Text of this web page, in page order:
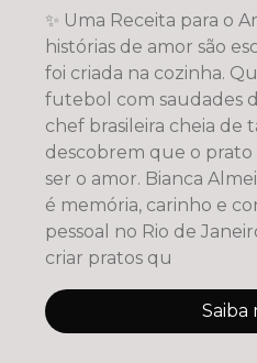
✨ Uma Receita para o Amor ✨
histórias de amor são
foi criada na cozinha. Quando um jogador de
futebol com saudades
chef brasileira cheia de
descobrem que o prato
ser o amor. Bianca Almeida sabe que comida
é memória, carinho e
pessoal no Rio de
criar pratos qu
Saiba